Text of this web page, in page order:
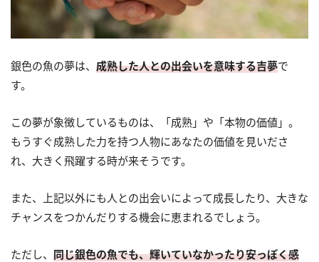
銀色の魚の夢は、 成熟した人との出会いを意味する吉夢で
す。
この夢が象徴しているものは、「成熟」や「本物の価値」。
もうすぐ成熟した力を持つ人物にあなたの価値を見いださ
れ、大きく飛躍する時が来そうです。
また、上記以外にも人との出会いによって成長したり、大きな
チャンスをつかんだりする機会に恵まれるでしょう。
ただし、 同じ銀色の魚でも、輝いていなかったり安っぽく感